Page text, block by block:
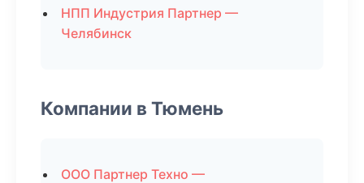
НПП Индустрия Партнер —
Челябинск
Компании в Тюмень
ООО Партнер Техно —